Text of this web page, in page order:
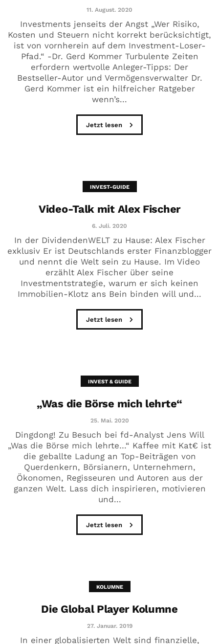
11. August. 2020
Investments jenseits der Angst „Wer Risiko,
Kosten und Steuern nicht korrekt berücksichtigt,
ist von vornherein auf dem Investment-Loser-
Pfad.“ -Dr. Gerd Kommer Turbulente Zeiten
erfordern wertvolle Anleger-Tipps: Der
Bestseller-Autor und Vermögensverwalter Dr.
Gerd Kommer ist ein hilfreicher Ratgeber
wenn’s...
Jetzt lesen
INVEST-GUIDE
Video-Talk mit Alex Fischer
6. Juli. 2020
In der DividendenWELT zu Hause: Alex Fischer
exklusiv Er ist Deutschlands erster Finanzblogger
und nennt die Welt sein zu Hause. Im Video
erzählt Alex Fischer über seine
Investmentstrategie, warum er sich keinen
Immobilien-Klotz ans Bein binden will und...
Jetzt lesen
INVEST & GUIDE
„Was die Börse mich lehrte“
25. Mai. 2020
Dingdong! Zu Besuch bei fd-Analyst Jens Will
„Was die Börse mich lehrte…“ Kaffee mit Kat€ ist
die geballte Ladung an Top-Beiträgen von
Querdenkern, Börsianern, Unternehmern,
Ökonomen, Regisseuren und Autoren aus der
ganzen Welt. Lass dich inspirieren, motivieren
und...
Jetzt lesen
KOLUMNE
Die Global Player Kolumne
27. Januar. 2019
In einer globalisierten Welt sind finanzielle,